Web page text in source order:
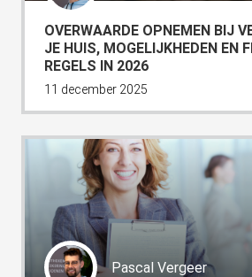
OVERWAARDE OPNEMEN BIJ
JE HUIS, MOGELIJKHEDEN EN
REGELS IN 2026
11 december 2025
Pascal Vergeer